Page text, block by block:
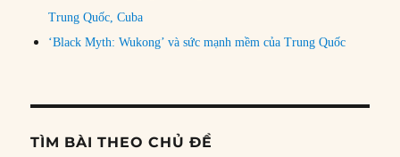
Trung Quốc, Cuba
‘Black Myth: Wukong’ và sức mạnh mềm của Trung Quốc
TÌM BÀI THEO CHỦ ĐỀ